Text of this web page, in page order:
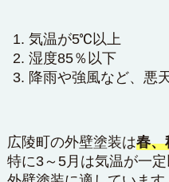
気温が5℃以上
湿度85％以下
降雨や強風など、悪
広陵町の外壁塗装は春、
特に3～5月は気温が一